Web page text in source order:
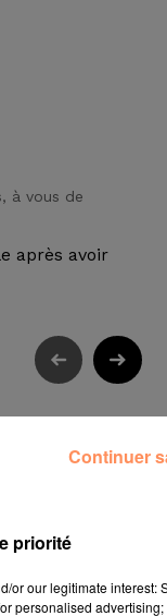
à vous de
après avoir
priorité
or our legitimate interest:
personalised
Continuer